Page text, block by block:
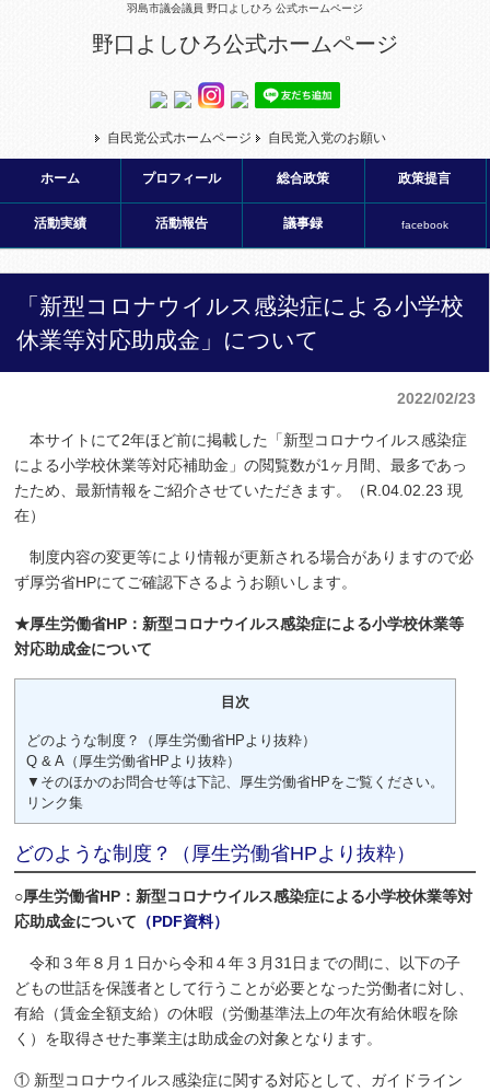
羽島市議会議員 野口よしひろ 公式ホームページ
野口よしひろ公式ホームページ
自民党公式ホームページ 自民党入党のお願い
ホーム プロフィール 総合政策 政策提言
活動実績 活動報告 議事録 facebook
「新型コロナウイルス感染症による小学校
休業等対応助成金」について
2022/02/23
本サイトにて2年ほど前に掲載した「新型コロナウイルス感染症
による小学校休業等対応補助金」の閲覧数が1ヶ月間、最多であっ
たため、最新情報をご紹介させていただきます。（R.04.02.23 現
在）
制度内容の変更等により情報が更新される場合がありますので必
ず厚労省HPにてご確認下さるようお願いします。
★厚生労働省HP：新型コロナウイルス感染症による小学校休業等
対応助成金について
目次
どのような制度？（厚生労働省HPより抜粋）
Q & A（厚生労働省HPより抜粋）
▼そのほかのお問合せ等は下記、厚生労働省HPをご覧ください。
リンク集
どのような制度？（厚生労働省HPより抜粋）
○厚生労働省HP：新型コロナウイルス感染症による小学校休業等対
応助成金について （PDF資料）
令和３年８月１日から令和４年３月31日までの間に、以下の子
どもの世話を保護者として行うことが必要となった労働者に対し、
有給（賃金全額支給）の休暇（労働基準法上の年次有給休暇を除
く）を取得させた事業主は助成金の対象となります。
① 新型コロナウイルス感染症に関する対応として、ガイドライン